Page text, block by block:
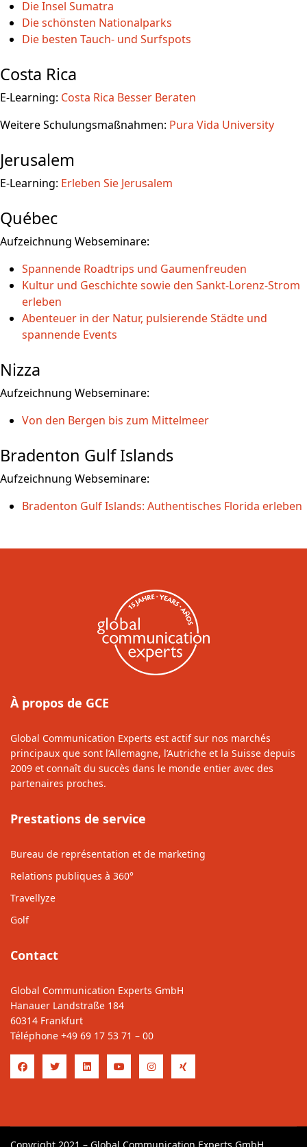
Die Insel Sumatra
Die schönsten Nationalparks
Die besten Tauch- und Surfspots
Costa Rica
E-Learning: Costa Rica Besser Beraten
Weitere Schulungsmaßnahmen: Pura Vida University
Jerusalem
E-Learning: Erleben Sie Jerusalem
Québec
Aufzeichnung Webseminare:
Spannende Roadtrips und Gaumenfreuden
Kultur und Geschichte sowie den Sankt-Lorenz-Strom
erleben
Abenteuer in der Natur, pulsierende Städte und
spannende Events
Nizza
Aufzeichnung Webseminare:
Von den Bergen bis zum Mittelmeer
Bradenton Gulf Islands
Aufzeichnung Webseminare:
Bradenton Gulf Islands: Authentisches Florida erleben
À propos de GCE
Global Communication Experts est actif sur nos marchés
principaux que sont l’Allemagne, l’Autriche et la Suisse depuis
2009 et connaît du succès dans le monde entier avec des
partenaires proches.
Prestations de service
Bureau de représentation et de marketing
Relations publiques à 360°
Travellyze
Golf
Contact
Global Communication Experts GmbH
Hanauer Landstraße 184
60314 Frankfurt
Téléphone +49 69 17 53 71 – 00